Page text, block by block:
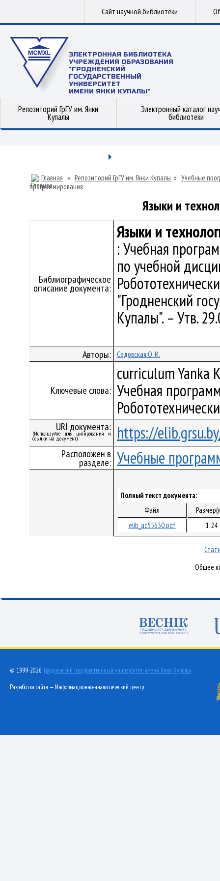
Сайт научной библиотеки
ЭЛЕКТРОННАЯ БИБЛИОТЕКА
УЧРЕЖДЕНИЯ ОБРАЗОВАНИЯ
"ГРОДНЕНСКИЙ
ГОСУДАРСТВЕННЫЙ
УНИВЕРСИТЕТ
ИМЕНИ ЯНКИ КУПАЛЫ"
Репозиторий ГрГУ им. Янки
Купалы
Электронный каталог
библиотеки
Главная » Репозиторий ГрГУ им. Янки Купалы » Учебные
программирования
Языки и
Библиографическое
описание документа:
Языки и
: Учебная
по учебной
"Гродненский
Купалы". – Утв.
Авторы: Садовская О. И.
Ключевые слова:
curriculum Yanka
Учебная
URI документа:
(Используйте для цитирования и
ссылки на документ) https://
Расположен в
разделе: Учебные
Полный текст документа:
Файл
elib_ac55630.pdf
1.24
Общее
© 1999-2026, Гродненский государственный университет имени Янки Купалы
Разработка сайта — Информационно-аналитический центр